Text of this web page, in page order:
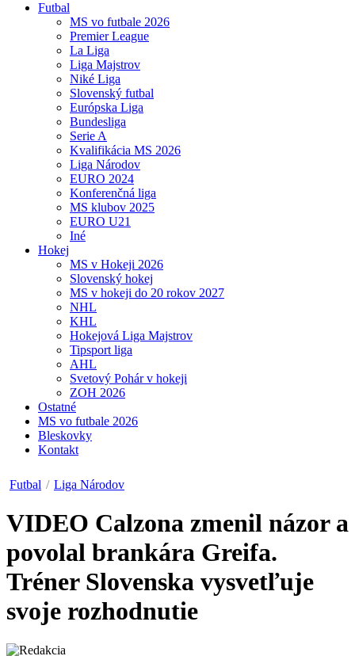
Futbal
MS vo futbale 2026
Premier League
La Liga
Liga Majstrov
Niké Liga
Slovenský futbal
Európska Liga
Bundesliga
Serie A
Kvalifikácia MS 2026
Liga Národov
EURO 2024
Konferenčná liga
MS klubov 2025
EURO U21
Iné
Hokej
MS v Hokeji 2026
Slovenský hokej
MS v hokeji do 20 rokov 2027
NHL
KHL
Hokejová Liga Majstrov
Tipsport liga
AHL
Svetový Pohár v hokeji
ZOH 2026
Ostatné
MS vo futbale 2026
Bleskovky
Kontakt
Futbal / Liga Národov
VIDEO Calzona zmenil názor a
povolal brankára Greifa.
Tréner Slovenska vysvetľuje
svoje rozhodnutie